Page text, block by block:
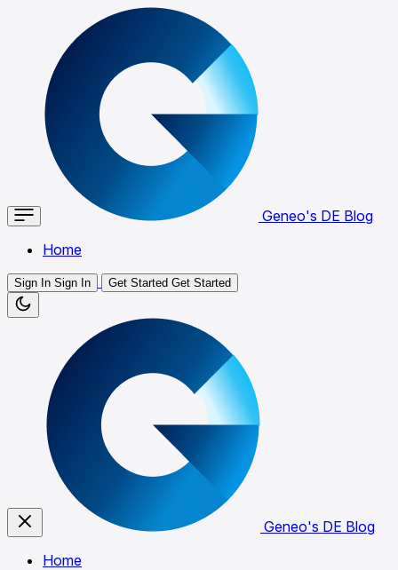
Geneo's DE Blog
Home
Sign In Sign In Get Started Get Started
Geneo's DE Blog
Home